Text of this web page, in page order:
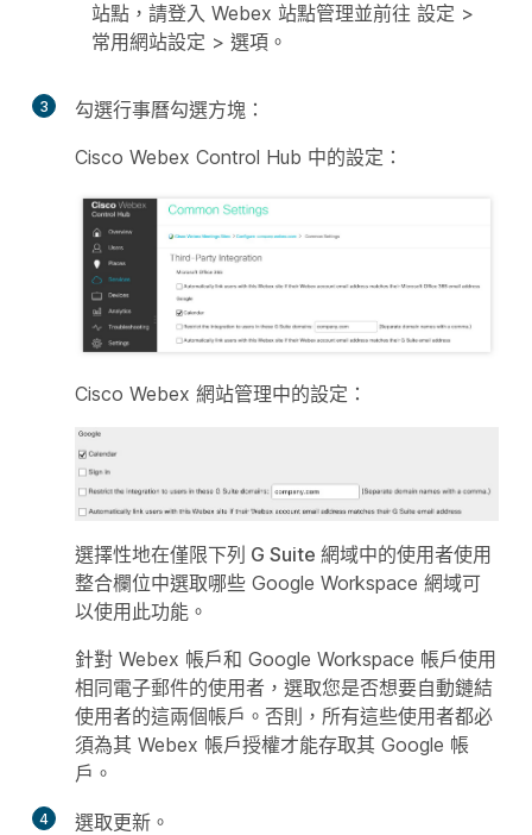
站點，請登入 Webex 站點管理並前往 設定 >
常用網站設定 > 選項 。
3 勾選行事曆勾選方塊：
Cisco Webex Control Hub 中的設定：
Cisco Webex 網站管理中的設定：
選擇性地在僅限下列 G Suite 網域中的使用者使用
整合欄位中選取哪些 Google Workspace 網域可
以使用此功能。
針對 Webex 帳戶和 Google Workspace 帳戶使用
相同電子郵件的使用者，選取您是否想要自動鏈結
使用者的這兩個帳戶。否則，所有這些使用者都必
須為其 Webex 帳戶授權才能存取其 Google 帳
戶。
4 選取更新 。